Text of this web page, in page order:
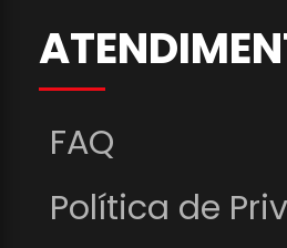
FAQ
Política de